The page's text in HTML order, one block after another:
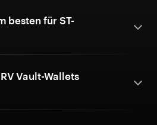
besten für ST-
Vault-Wallets